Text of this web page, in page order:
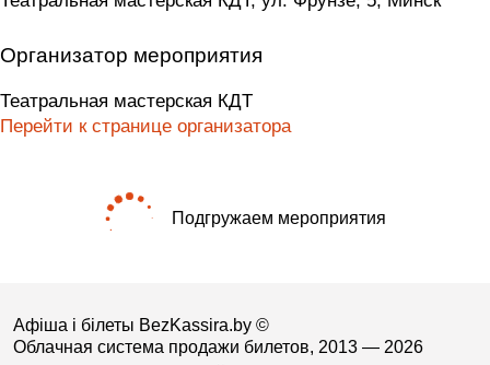
Организатор мероприятия
Театральная мастерская КДТ
Перейти к странице организатора
Подгружаем мероприятия
Афіша і білеты BezKassira.by ©
Облачная система продажи билетов, 2013 — 2026